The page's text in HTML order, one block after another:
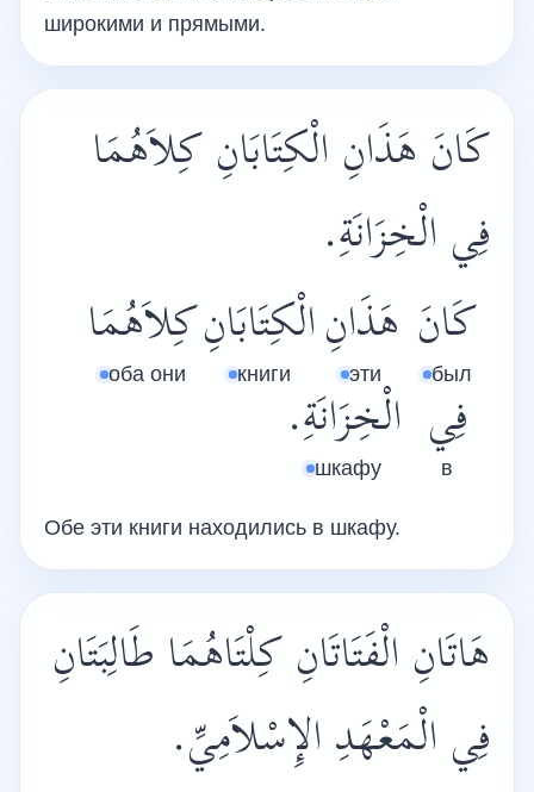
широкими и прямыми.
كَانَ هَذَانِ الْكِتَابَانِ كِلاَهُمَا
فِي الْخِزَانَةِ.
كَانَ
был
هَذَانِ
эти
الْكِتَابَانِ
книги
كِلاَهُمَا
оба они
فِي
в
الْخِزَانَةِ.
шкафу
Обе эти книги находились в шкафу.
هَاتَانِ الْفَتَاتَانِ كِلْتَاهُمَا طَالِبَتَانِ
فِي الْمَعْهَدِ الإِسْلاَمِيِّ.